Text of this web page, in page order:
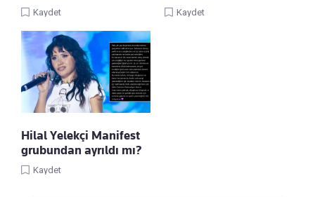
Kaydet Kaydet
Hilal Yelekçi Manifest
grubundan ayrıldı mı?
Kaydet